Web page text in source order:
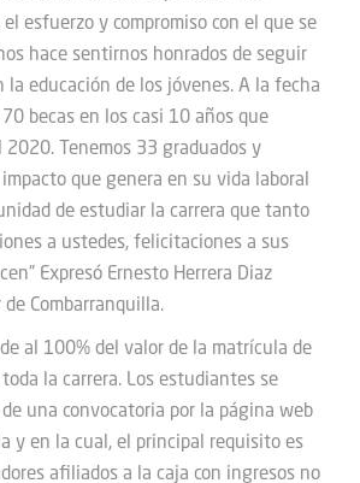
el esfuerzo y compromiso con el que se
hace sentirnos honrados de seguir
la educación de los jóvenes. A la fecha
becas en los casi 10 años que
2020. Tenemos 33 graduados y
que genera en su vida laboral
de estudiar la carrera que tanto
a ustedes, felicitaciones a sus
Expresó Ernesto Herrera Diaz
de Combarranquilla.
al 100% del valor de la matrícula de
la carrera. Los estudiantes se
una convocatoria por la página web
y en la cual, el principal requisito es
afiliados a la caja con ingresos no